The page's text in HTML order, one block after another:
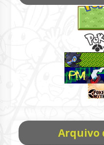
Arquivo